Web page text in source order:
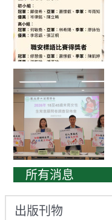
所有消息
出版刊物